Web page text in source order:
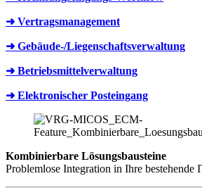
➜ Vertragsmanagement
➜ Gebäude-/Liegenschaftsverwaltung
➜ Betriebsmittelverwaltung
➜ Elektronischer Posteingang
Kombinierbare Lösungsbausteine
Problemlose Integration in Ihre bestehende